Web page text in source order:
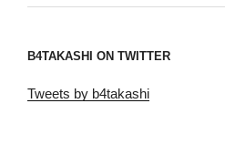
B4TAKASHI ON TWITTER
Tweets by b4takashi